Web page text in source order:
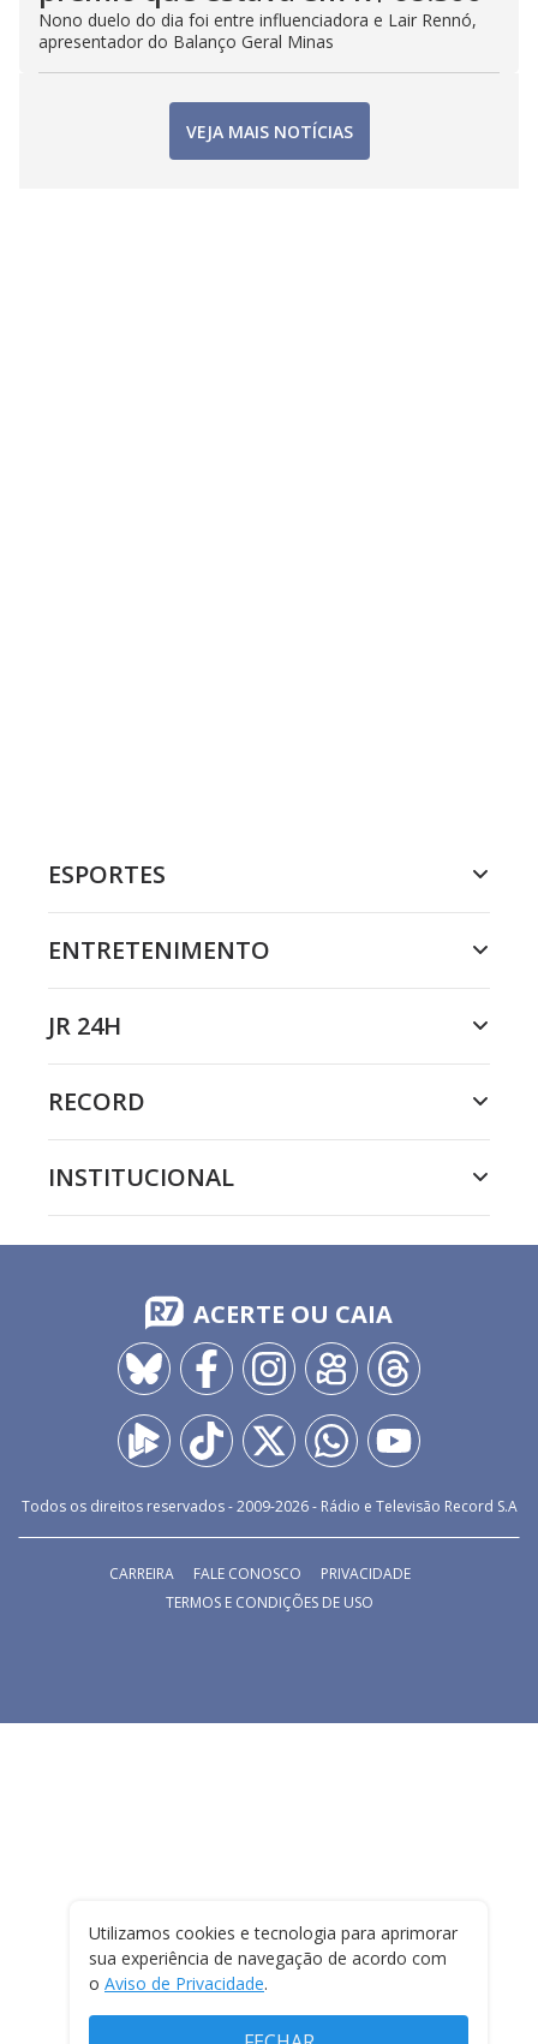
Nono duelo do dia foi entre influenciadora e Lair Rennó,
apresentador do Balanço Geral Minas
VEJA MAIS NOTÍCIAS
ESPORTES
ENTRETENIMENTO
JR 24H
RECORD
INSTITUCIONAL
ACERTE OU CAIA
Todos os direitos reservados - 2009-2026- Rádio e Televisão Record S.A
CARREIRA FALE CONOSCO
PRIVACIDADE
TERMOS E CONDIÇÕES DE USO
Utilizamos cookies e tecnologia para aprimorar
sua experiência de navegação de acordo com
o Aviso de Privacidade.